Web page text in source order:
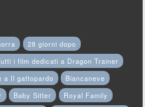
28 giorni dopo
i film dedicati a Dragon Trainer
a Il gattopardo
Biancaneve
Baby Sitter
Royal Family